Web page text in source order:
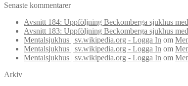
Senaste kommentarer
Avsnitt 184: Uppföljning Beckomberga sjukhus
Avsnitt 183: Uppföljning Beckomberga sjukhus
Mentalsjukhus | sv.wikipedia.org - Logga In om
Mentalsjukhus | sv.wikipedia.org - Logga In om
Mentalsjukhus | sv.wikipedia.org - Logga In om
Arkiv